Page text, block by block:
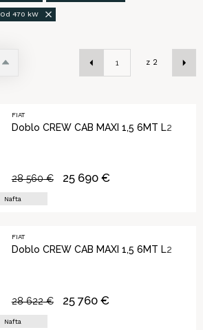
Od 470 kW
z 2
FIAT
Doblo CREW CAB MAXI 1,5 6MT L2
Nafta
28 560€ 25 690€
FIAT
Doblo CREW CAB MAXI 1,5 6MT L2
Nafta
28 622€ 25 760€